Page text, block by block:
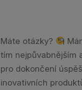
Máte otázky?
tím nejpůvabnějším
pro dokončení
inovativních